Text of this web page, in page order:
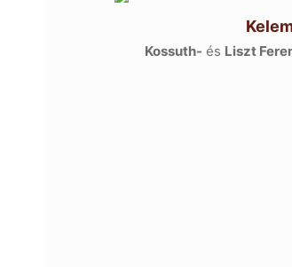
Kossuth- és Liszt